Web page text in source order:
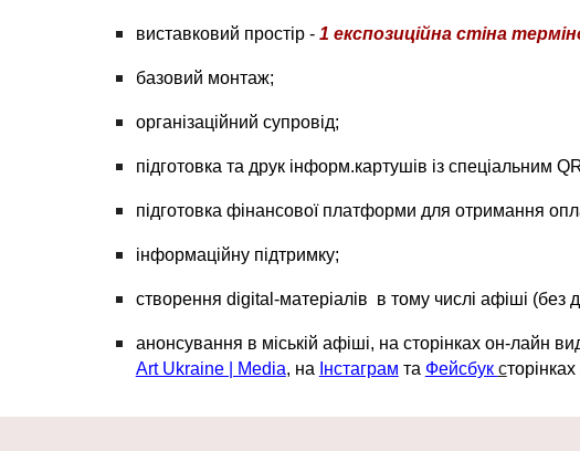
виставковий простір - 1 експозиційна стіна
базовий монтаж;
організаційний супровід;
підготовка та друк інформ.картушів із спеціальним
підготовка фінансової платформи для отримання
інформаційну підтримку;
створення digital-матеріалів в тому числі афіші (без
анонсування в міській афіші, на сторінках он-лайн
Art Ukraine | Media, на Інстаграм та Фейсбук с